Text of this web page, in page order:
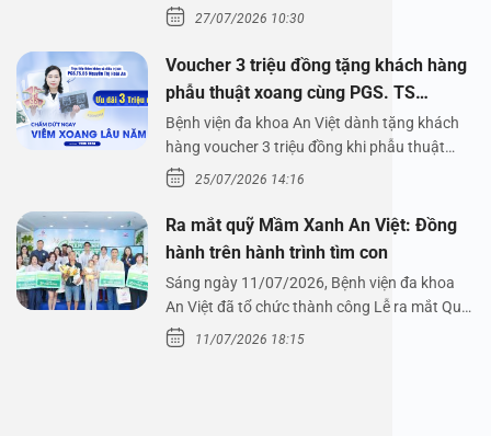
Bệnh viện đa…
27/07/2026 10:30
Voucher 3 triệu đồng tặng khách hàng
phẫu thuật xoang cùng PGS. TS
Nguyễn Thị Hoài An
Bệnh viện đa khoa An Việt dành tặng khách
hàng voucher 3 triệu đồng khi phẫu thuật
xoang cùng PGS.…
25/07/2026 14:16
Ra mắt quỹ Mầm Xanh An Việt: Đồng
hành trên hành trình tìm con
Sáng ngày 11/07/2026, Bệnh viện đa khoa
An Việt đã tổ chức thành công Lễ ra mắt Quỹ
Mầm Xanh…
11/07/2026 18:15